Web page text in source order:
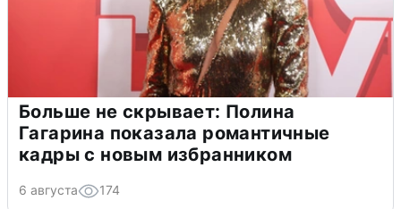
Больше не скрывает: Полина
Гагарина показала романтичные
кадры с новым избранником
6 августа 174